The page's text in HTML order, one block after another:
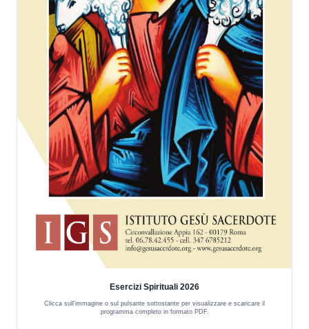
Esercizi Spirituali 2026
Clicca sull'immagine o sul pulsante sottostante per visualizzare e scaricare il
programma completo in formato PDF.